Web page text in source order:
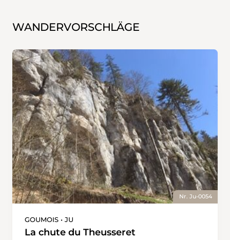
WANDERVORSCHLÄGE
Nr. Ju-0054
GOUMOIS • JU
La chute du Theusseret